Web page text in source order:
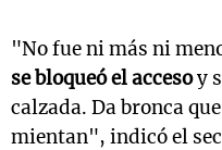
"No fue ni más ni
se bloqueó el accesoy
calzada. Da bronca
mientan", indicó el